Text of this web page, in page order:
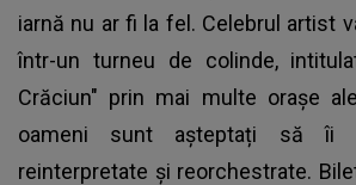
iarnă nu ar fi la fel. Celebrul artist
într-un turneu de colinde,
Crăciun" prin mai multe orașe
oameni sunt așteptați să îi
reinterpretate și reorchestrate.